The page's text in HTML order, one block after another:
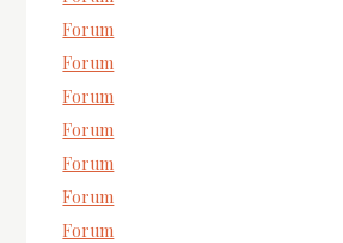
Forum
Forum
Forum
Forum
Forum
Forum
Forum